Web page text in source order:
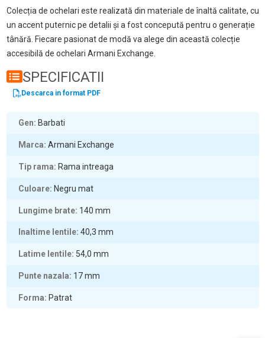
Colecția de ochelari este realizată din materiale de înaltă calitate, cu
un accent puternic pe detalii și a fost concepută pentru o generație
tânără. Fiecare pasionat de modă va alege din această colecție
accesibilă de ochelari Armani Exchange.
SPECIFICATII
Descarca in format PDF
Gen Barbati
Marca Armani Exchange
Tip rama Rama intreaga
Culoare Negru mat
Lungime brate 140 mm
Inaltime lentile 40,3 mm
Latime lentile 54,0 mm
Punte nazala 17mm
Forma Patrat